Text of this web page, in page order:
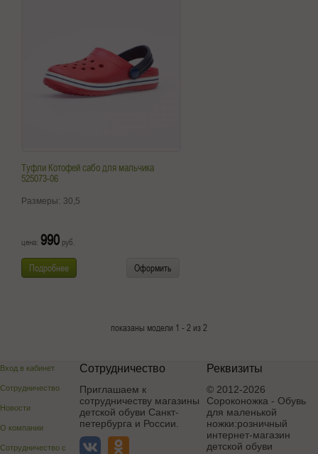
Туфли Котофей сабо для мальчика
525073-06
Размеры: 30,5
цена: 990 руб.
Подробнее Оформить
показаны модели 1 - 2 из 2
Вход в кабинет
Сотрудничество
Новости
О компании
Сотрудничество с
Сотрудничество
Приглашаем к
сотрудничеству магазины
детской обуви Санкт-
петербурга и России.
Реквизиты
© 2012-2026
Сороконожка - Обувь
для маленькой
ножки:розничный
интернет-магазин
детской обуви